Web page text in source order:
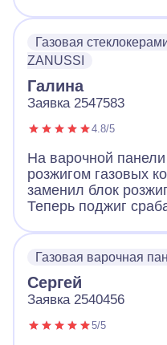
Газовая
ZANUSSI
Галина
Заявка 2547583
4.8/5
На варочной
розжигом газовых
заменил блок
Теперь поджиг
Газовая варочная
Сергей
Заявка 2540456
5/5